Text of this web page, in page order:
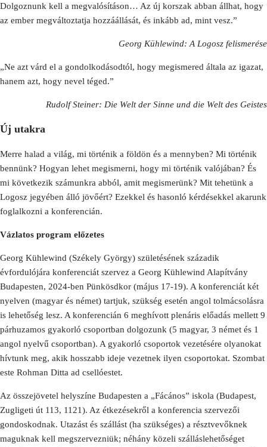
Dolgoznunk kell a megvalósításon… Az új korszak abban állhat, hogy
az ember megváltoztatja hozzáállását, és inkább ad, mint vesz.”
Georg Kühlewind: A Logosz felismerése
„Ne azt várd el a gondolkodásodtól, hogy megismered általa az igazat,
hanem azt, hogy nevel téged.”
Rudolf Steiner: Die Welt der Sinne und die Welt des Geistes
Új utakra
Merre halad a világ, mi történik a földön és a mennyben? Mi történik
bennünk? Hogyan lehet megismerni, hogy mi történik valójában? És
mi következik számunkra abból, amit megismerünk? Mit tehetünk a
Logosz jegyében álló jövőért? Ezekkel és hasonló kérdésekkel akarunk
foglalkozni a konferencián.
Vázlatos program előzetes
Georg Kühlewind (Székely György) születésének századik
évfordulójára konferenciát szervez a Georg Kühlewind Alapítvány
Budapesten, 2024-ben Pünkösdkor (május 17-19). A konferenciát két
nyelven (magyar és német) tartjuk, szükség esetén angol tolmácsolásra
is lehetőség lesz. A konferencián 6 meghívott plenáris előadás mellett 9
párhuzamos gyakorló csoportban dolgozunk (5 magyar, 3 német és 1
angol nyelvű csoportban). A gyakorló csoportok vezetésére olyanokat
hívtunk meg, akik hosszabb ideje vezetnek ilyen csoportokat. Szombat
este Rohman Ditta ad csellóestet.
Az összejövetel helyszíne Budapesten a „Fácános” iskola (Budapest,
Zugligeti út 113, 1121). Az étkezésekről a konferencia szervezői
gondoskodnak. Utazást és szállást (ha szükséges) a résztvevőknek
maguknak kell megszervezniük; néhány közeli szálláslehetőséget